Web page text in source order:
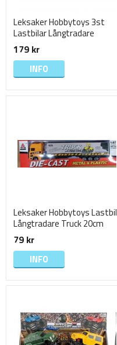
Leksaker Hobbytoys 3st
Lastbilar Långtradare
Truckar Trailers 20cm
179 kr
INFO
Leksaker Hobbytoys Lastbil
Långtradare Truck 20cm
Orange King Cool
79 kr
INFO